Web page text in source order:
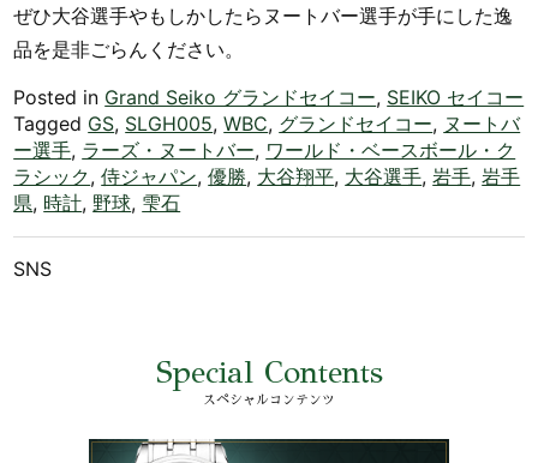
ぜひ大谷選手やもしかしたらヌートバー選手が手にした逸
品を是非ごらんください。
Posted in Grand Seiko グランドセイコー, SEIKO セイコー
Tagged GS, SLGH005,WBC, グランドセイコー, ヌートバ
ー選手, ラーズ・ヌートバー, ワールド・ベースボール・ク
ラシック,侍ジャパン,優勝, 大谷翔平, 大谷選手,岩手,岩手
県, 時計, 野球, 雫石
SNS
Special Contents
スペシャルコンテンツ